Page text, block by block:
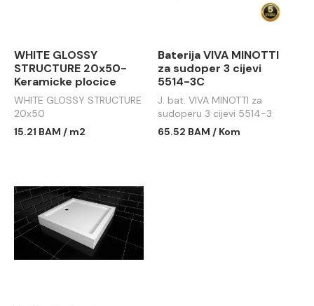
WHITE GLOSSY
STRUCTURE 20x50-
Keramicke plocice
WHITE GLOSSY STRUCTURE
20x50
15.21 BAM / m2
Baterija VIVA MINOTTI
za sudoper 3 cijevi
5514-3C
J. bat. VIVA MINOTTI za
sudoperu 3 cijevi 5514-3
65.52 BAM / Kom